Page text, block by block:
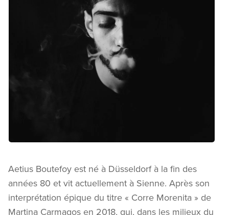
Aetius Boutefoy est né à Düsseldorf à la fin des
années 80 et vit actuellement à Sienne. Après son
interprétation épique du titre « Corre Morenita » de
Martina Carmagos en 2018, qui, dans les milieux du